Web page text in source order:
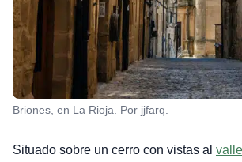
Briones, en La Rioja. Por jjfarq.
Situado sobre un cerro con vistas al